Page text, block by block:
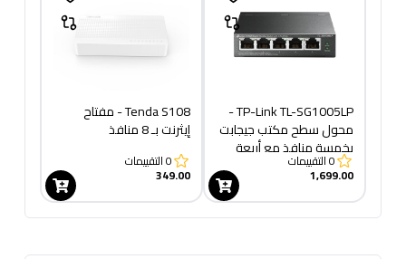
TP-Link TL-SG1005LP -
محول سطح مكتب جيجابت
بخمسة منافذ مع أربعة
منافذ PoE+
0التقييمات
1,699.00
Tenda S108 - مفتاح
إيثرنت بـ 8 منافذ
0التقييمات
349.00